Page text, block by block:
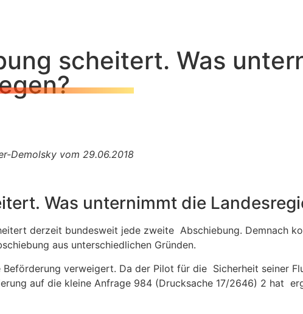
scheitert. Was
Demolsky vom 29.06.2018
Was unternimmt die
derzeit bundesweit jede zweite Abschiebung. Demnach
aus unterschiedlichen Gründen.
verweigert. Da der Pilot für die Sicherheit seiner
auf die kleine Anfrage 984 (Drucksache 17/2646) 2 hat